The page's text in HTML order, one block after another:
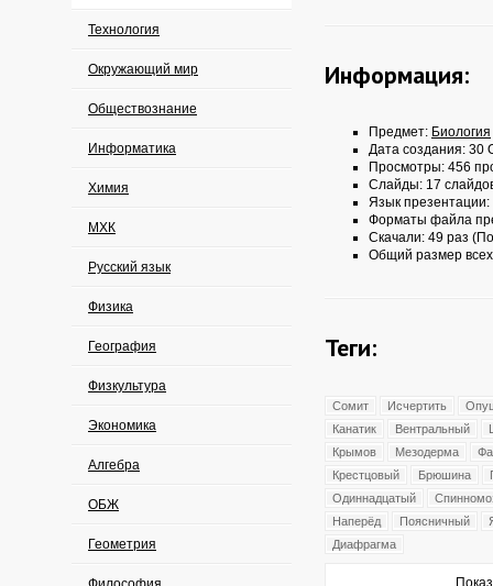
Технология
Окружающий мир
Обществознание
Информатика
Химия
МХК
Русский язык
Физика
География
Физкультура
Экономика
Алгебра
ОБЖ
Геометрия
Информация:
Предмет: Биология
Дата создания: 30
Просмотры: 456
Слайды: 17
Язык презентации:
Форматы файла
Скачали: 49 раз
Общий размер
Теги:
Сомит Исчертить
Канатик
Вентральный
Крымов
Мезодерма
Крестцовый
Брюшина
Одиннадцатый
Наперёд
Поясничный
Диафрагма